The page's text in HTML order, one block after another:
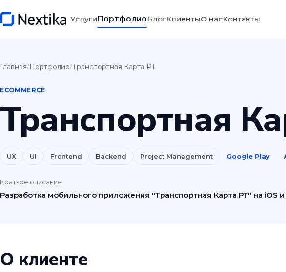
УслугиПортфолиоБлогКлиентыО насКонтакты
Главная/Портфолио/Транспортная Карта РТ
ECOMMERCE
Транспортная
UX UI Frontend Backend Project Management Google Play
Краткое описание
Разработка мобильного приложения "Транспортная Карта РТ" на iOS
О клиенте